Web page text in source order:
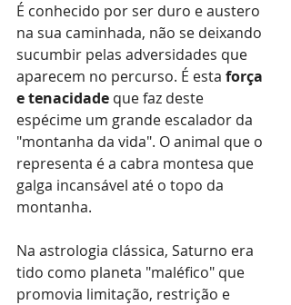
É conhecido por ser duro e austero
na sua caminhada, não se deixando
sucumbir pelas adversidades que
aparecem no percurso. É esta força
e tenacidade que faz deste
espécime um grande escalador da
"montanha da vida". O animal que o
representa é a cabra montesa que
galga incansável até o topo da
montanha.
Na astrologia clássica, Saturno era
tido como planeta "maléfico" que
promovia limitação, restrição e